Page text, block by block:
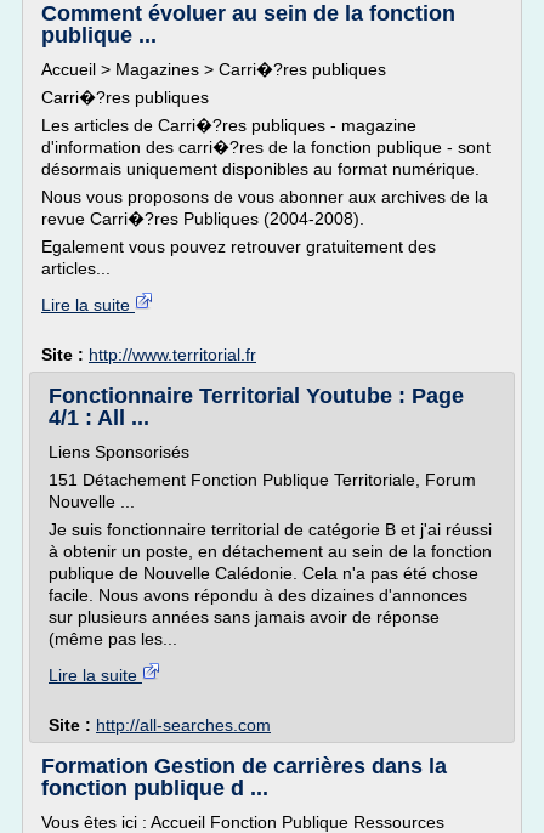
Comment évoluer au sein de la fonction
publique ...
Accueil > Magazines > Carri�?res publiques
Carri�?res publiques
Les articles de Carri�?res publiques - magazine
d'information des carri�?res de la fonction publique - sont
désormais uniquement disponibles au format numérique.
Nous vous proposons de vous abonner aux archives de la
revue Carri�?res Publiques (2004-2008).
Egalement vous pouvez retrouver gratuitement des
articles...
Lire la suite
Site : http://www.territorial.fr
Fonctionnaire Territorial Youtube : Page
4/1 : All ...
Liens Sponsorisés
151 Détachement Fonction Publique Territoriale, Forum
Nouvelle ...
Je suis fonctionnaire territorial de catégorie B et j'ai réussi
à obtenir un poste, en détachement au sein de la fonction
publique de Nouvelle Calédonie. Cela n'a pas été chose
facile. Nous avons répondu à des dizaines d'annonces
sur plusieurs années sans jamais avoir de réponse
(même pas les...
Lire la suite
Site : http://all-searches.com
Formation Gestion de carrières dans la
fonction publique d ...
Vous êtes ici : Accueil Fonction Publique Ressources